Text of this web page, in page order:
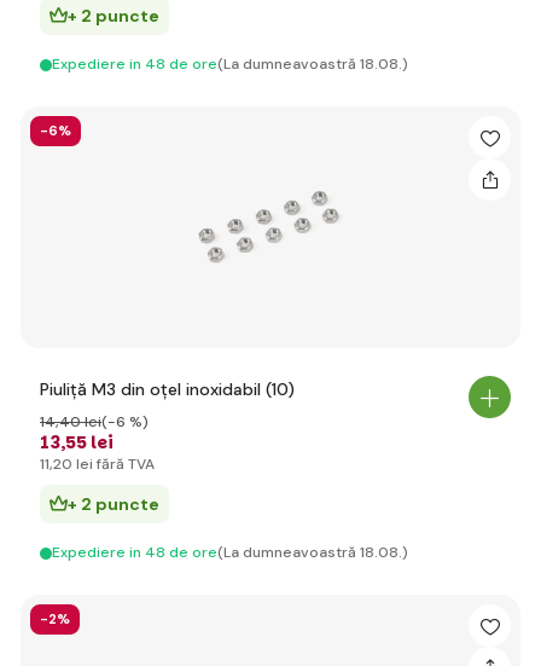
+ 2 puncte
Expediere in 48 de ore(La dumneavoastră 18.08.)
-6%
Piuliță M3 din oțel inoxidabil (10)
13,55 lei
14,40 lei(-6 %)
11,20 lei fără TVA
+ 2 puncte
Expediere in 48 de ore(La dumneavoastră 18.08.)
-2%